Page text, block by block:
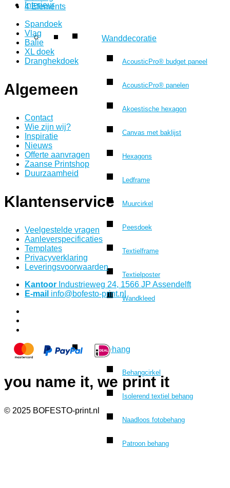
Interieur
Wanddecoratie
AcousticPro® budget paneel
AcousticPro® panelen
Akoestische hexagon
Canvas met baklijst
Hexagons
Ledframe
Muurcirkel
Peesdoek
Textielframe
Textielposter
Wandkleed
Behang
Behangcirkel
Isolerend textiel behang
Naadloos fotobehang
Patroon behang
4 Elements
Spandoek
Vlag
Balie
XL doek
Dranghekdoek
Algemeen
Contact
Wie zijn wij?
Inspiratie
Nieuws
Offerte aanvragen
Zaanse Printshop
Duurzaamheid
Klantenservice
Veelgestelde vragen
Aanleverspecificaties
Templates
Privacyverklaring
Leveringsvoorwaarden
Kantoor Industrieweg 24, 1566 JP Assendelft
E-mail info@bofesto-print.nl
you name it, we print it
© 2025 BOFESTO-print.nl